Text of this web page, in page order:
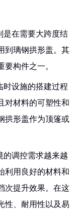
是在需要大跨度结
到璃钢拱形盖。其
构件之一。
时设施的搭建过程
对材料的可塑性和
拱形盖作为顶篷或
的调控需求越来越
利用良好的材料和
次提升效果。在这
性、耐用性以及易